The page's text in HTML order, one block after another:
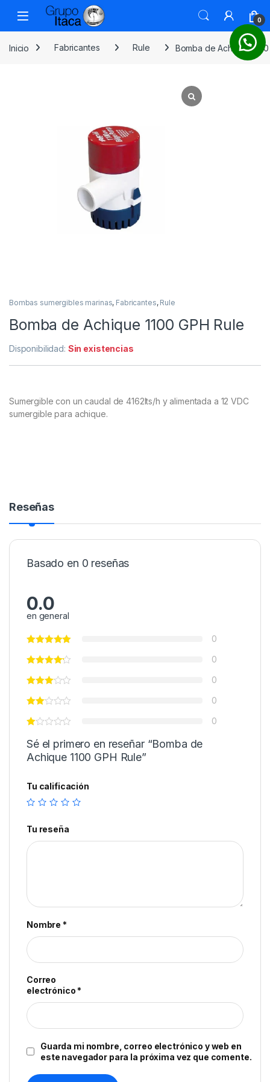
0
Inicio Fabricantes Rule Bomba de Achique 1100
Bombas sumergibles marinas, Fabricantes, Rule
Bomba de Achique 1100 GPH Rule
Disponibilidad: Sin existencias
Sumergible con un caudal de 4162lts/h y alimentada a 12 VDC
sumergible para achique.
Reseñas
Basado en 0 reseñas
0.0
en general
0
0
0
0
0
Sé el primero en reseñar “Bomba de
Achique 1100 GPH Rule”
Tu calificación
Tu reseña
Nombre*
Correo
electrónico*
Guarda mi nombre, correo electrónico y web en
este navegador para la próxima vez que comente.